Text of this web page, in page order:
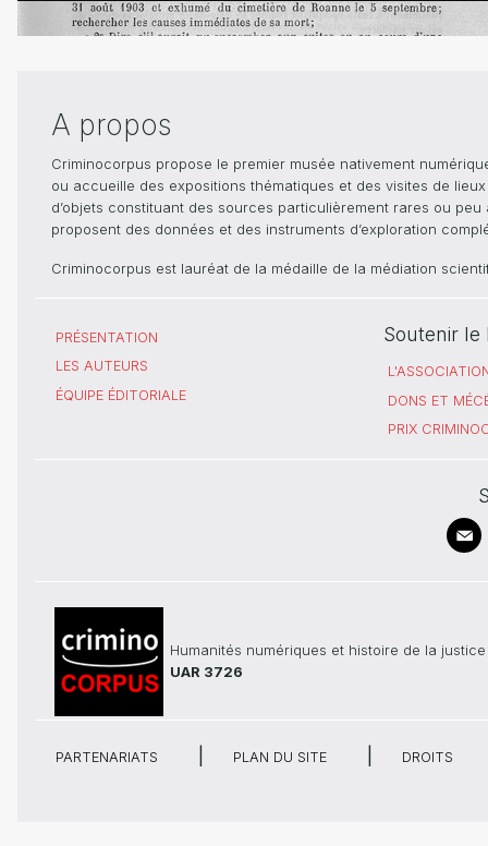
A propos
Criminocorpus propose le premier musée nativement
ou accueille des expositions thématiques et des visites de
d’objets constituant des sources particulièrement rares ou
proposent des données et des instruments d’exploration
Criminocorpus est lauréat de la médaille de la médiation
PRÉSENTATION
LES AUTEURS
ÉQUIPE ÉDITORIALE
Soutenir le
DONS ET
PRIX
Humanités numériques et histoire de la justice
UAR 3726
PARTENARIATS PLAN DU SITE DROITS